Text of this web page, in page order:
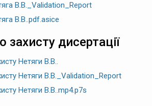
В.В._Validation_Report
В.В..pdf.asice
захисту дисертації
Нетяги В.В..
Нетяги В.В._Validation_Report
Нетяги В.В..mp4.p7s